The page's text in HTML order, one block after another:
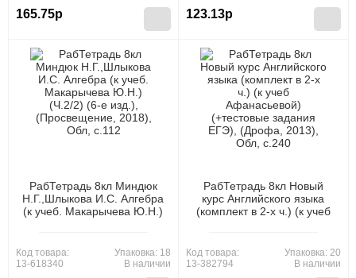
165.75р 123.13р
РабТетрадь 8кл Миндюк
Н.Г.,Шлыкова И.С. Алгебра
(к учеб. Макарычева Ю.Н.)
Код товара:
13-618340
Упаковка: 18
В наличии
РабТетрадь 8кл Новый
курс Английского языка
(комплект в 2-х ч.) (к учеб
2013), Обл, c.240
Код товара:
13-382794
Упаковка: 20
В наличии